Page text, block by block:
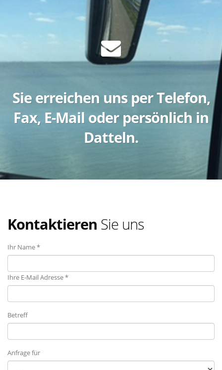
Sie erreichen uns per Telefon,
Fax, E-Mail oder persönlich in
Datteln.
Kontaktieren Sie uns
Ihr Name *
Ihre E-Mail Adresse *
Betreff
Anfrage für